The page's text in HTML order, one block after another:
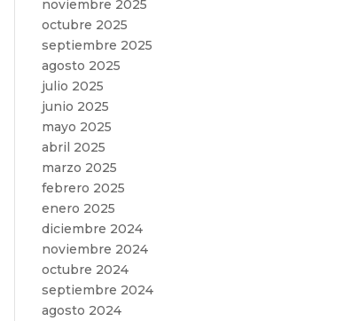
noviembre 2025
octubre 2025
septiembre 2025
agosto 2025
julio 2025
junio 2025
mayo 2025
abril 2025
marzo 2025
febrero 2025
enero 2025
diciembre 2024
noviembre 2024
octubre 2024
septiembre 2024
agosto 2024